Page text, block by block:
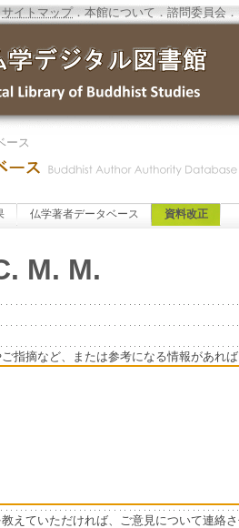
サイトマップ．本館について ．諮問委員会 ．
ース
仏学著者データベース 資料改正
M. M.
指摘など、または参考になる情報があれ
えていただければ、ご意見について連絡